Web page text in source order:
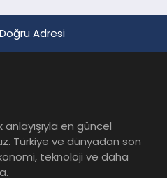
Adresi
en güncel
Türkiye ve dünyadan son
teknoloji ve daha